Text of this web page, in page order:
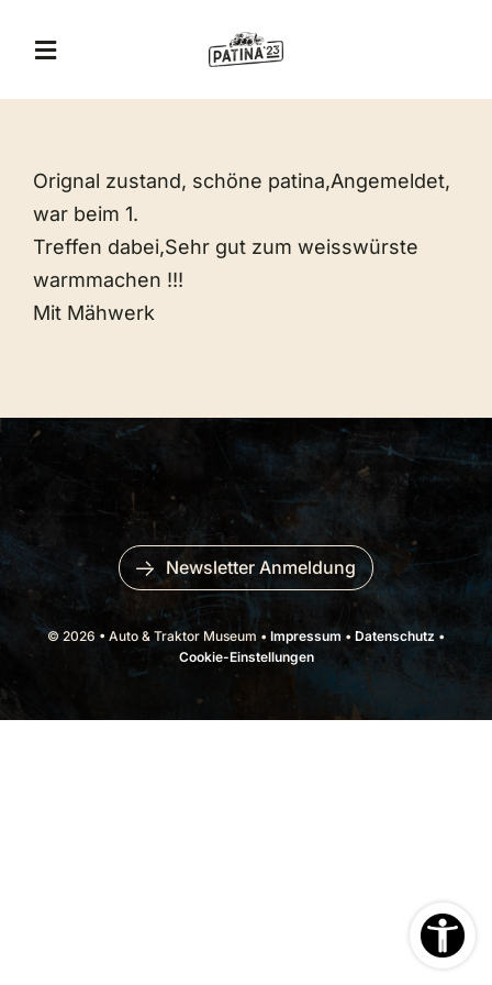
Inhalt
Toggle
Jägerhof Restaurant
Eventlocation
Erlebnis-Gutschein
Orignal zustand, schöne patina,Angemeldet,
war beim 1.
Treffen dabei,Sehr gut zum weisswürste
warmmachen !!!
Mit Mähwerk
Newsletter Anmeldung
© 2026 • Auto & Traktor Museum • Impressum • Datenschutz •
Cookie-Einstellungen